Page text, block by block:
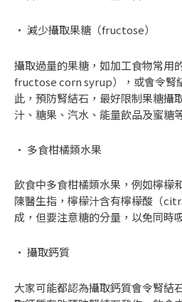
• 減少攝取果糖（fructose）
攝取過量的果糖，如加工食物常用
fructose corn syrup），或會令腎
此，預防腎結石，最好限制果糖攝
汁、糖果、汽水、能量飲品及蜜糖
• 多食柑橘類水果
飲食中多食柑橘類水果，例如檸檬
陳醫生指，檸檬汁含有檸檬酸（
成，但要注意糖的分量，以免同時
• 攝取鈣質
大家可能都認為攝取鈣質會令腎結